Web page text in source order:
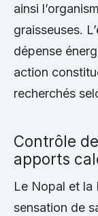
ainsi
graisseuses.
dépense
action
recherchés
Contrôle
apports
Le Nopal et la
sensation de